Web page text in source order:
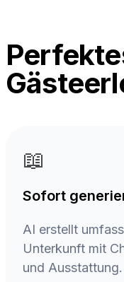
📖
Sofort
AI erstellt
Unterkunft mit
und Ausstattung.